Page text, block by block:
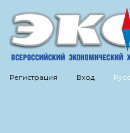
Регистрация Вход